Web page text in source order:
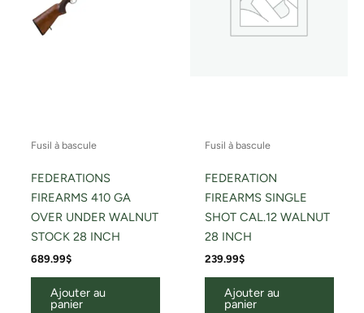
Fusil à bascule
FEDERATIONS
FIREARMS 410 GA
OVER UNDER WALNUT
STOCK 28 INCH
689.99$
Ajouter au
panier
Fusil à bascule
FEDERATION
FIREARMS SINGLE
SHOT CAL.12 WALNUT
28 INCH
239.99$
Ajouter au
panier